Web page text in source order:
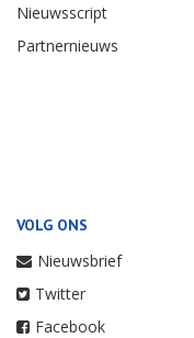
Nieuwsscript
Partnernieuws
VOLG ONS
Nieuwsbrief
Twitter
Facebook